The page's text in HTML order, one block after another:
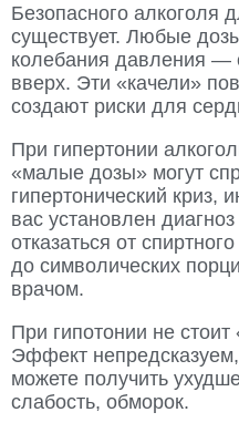
Безопасного алкоголя
существует. Любые
колебания давления —
вверх. Эти «качели»
создают риски для
При гипертонии
«малые дозы» могут
гипертонический криз,
вас установлен
отказаться от
до символических
врачом.
При гипотонии не
Эффект
можете получить
слабость, обморок.